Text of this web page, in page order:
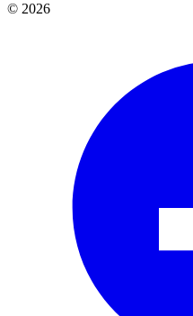
© 2026